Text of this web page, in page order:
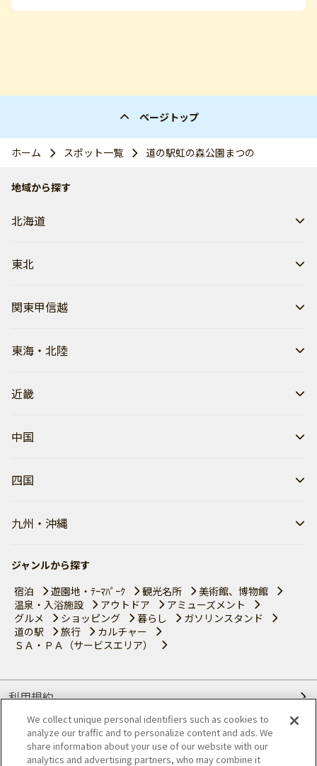
ページトップ
ホーム スポット一覧 道の駅虹の森公園まつの
地域から探す
北海道
東北
関東甲信越
東海・北陸
近畿
中国
四国
九州・沖縄
ジャンルから探す
宿泊
遊園地・ﾃｰﾏﾊﾟｰｸ 観光名所
美術館、博物館
温泉・入浴施設
アウトドア
アミューズメント
グルメ
ショッピング 暮らし
ガソリンスタンド
道の駅
旅行
カルチャー
ＳＡ・ＰＡ（サービスエリア）
利用規約
個人情報の取り扱いについて
会員優待サービスの提携をご検討の方へ
We collect unique personal identifiers such as cookies to
analyze our traffic and to personalize content and ads. We
share information about your use of our website with our
analytics and advertising partners, who may combine it